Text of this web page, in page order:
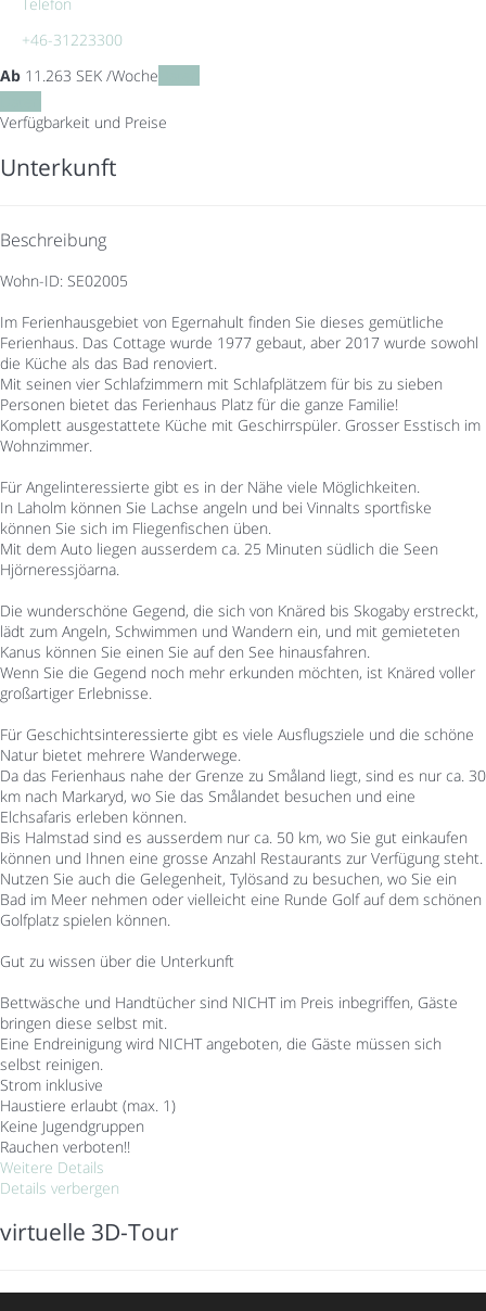
+46-31223300
Ab 11.263 SEK /Woche
Verfügbarkeit und Preise
Unterkunft
Beschreibung
Wohn-ID: SE02005
Im Ferienhausgebiet von Egernahult finden Sie dieses gemütliche
Ferienhaus. Das Cottage wurde 1977 gebaut, aber 2017 wurde sowohl
die Küche als das Bad renoviert.
Mit seinen vier Schlafzimmern mit Schlafplätzem für bis zu sieben
Personen bietet das Ferienhaus Platz für die ganze Familie!
Komplett ausgestattete Küche mit Geschirrspüler. Grosser Esstisch im
Wohnzimmer.
Für Angelinteressierte gibt es in der Nähe viele Möglichkeiten.
In Laholm können Sie Lachse angeln und bei Vinnalts sportfiske
können Sie sich im Fliegenfischen üben.
Mit dem Auto liegen ausserdem ca. 25 Minuten südlich die Seen
Hjörneressjöarna.
Die wunderschöne Gegend, die sich von Knäred bis Skogaby erstreckt,
lädt zum Angeln, Schwimmen und Wandern ein, und mit gemieteten
Kanus können Sie einen Sie auf den See hinausfahren.
Wenn Sie die Gegend noch mehr erkunden möchten, ist Knäred voller
großartiger Erlebnisse.
Für Geschichtsinteressierte gibt es viele Ausflugsziele und die schöne
Natur bietet mehrere Wanderwege.
Da das Ferienhaus nahe der Grenze zu Småland liegt, sind es nur ca. 30
km nach Markaryd, wo Sie das Smålandet besuchen und eine
Elchsafaris erleben können.
Bis Halmstad sind es ausserdem nur ca. 50 km, wo Sie gut einkaufen
können und Ihnen eine grosse Anzahl Restaurants zur Verfügung steht.
Nutzen Sie auch die Gelegenheit, Tylösand zu besuchen, wo Sie ein
Bad im Meer nehmen oder vielleicht eine Runde Golf auf dem schönen
Golfplatz spielen können.
Gut zu wissen über die Unterkunft
Bettwäsche und Handtücher sind NICHT im Preis inbegriffen, Gäste
bringen diese selbst mit.
Eine Endreinigung wird NICHT angeboten, die Gäste müssen sich
selbst reinigen.
Strom inklusive
Haustiere erlaubt (max. 1)
Keine Jugendgruppen
Rauchen verboten!!
Weitere Details
Details verbergen
virtuelle 3D-Tour